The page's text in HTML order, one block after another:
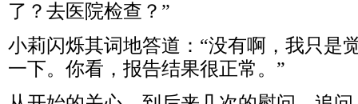
了？去医院检查？”
小莉闪烁其词地答道：“没有啊，我只是
一下。你看，报告结果很正常。”